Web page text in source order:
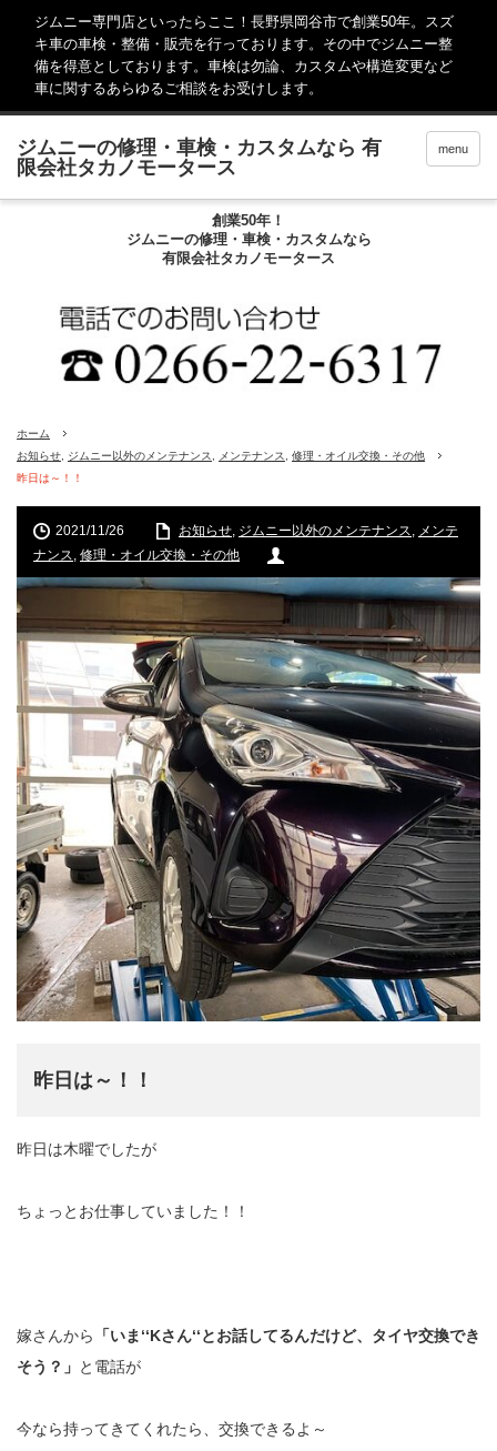
ジムニー専門店といったらここ！長野県岡谷市で創業50年。スズ
キ車の車検・整備・販売を行っております。その中でジムニー整
備を得意としております。車検は勿論、カスタムや構造変更など
車に関するあらゆるご相談をお受けします。
menu
創業50年！
ジムニーの修理・車検・カスタムなら
有限会社タカノモータース
ホーム
お知らせ
ジムニー以外のメンテナンス メンテナンス
修理・オイル交換・その他
昨日は～！！
2021/11/26 お知らせ ジムニー以外のメンテナンス
メンテ
ナンス 修理・オイル交換・その他
昨日は～！！
昨日は木曜でしたが
ちょっとお仕事していました！！
嫁さんから
「いま‘‘Kさん‘‘とお話してるんだけど、タイヤ交換でき
そう？」 と電話が
今なら持ってきてくれたら、交換できるよ～